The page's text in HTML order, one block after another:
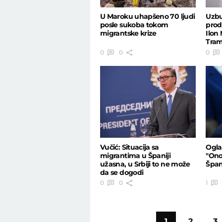
U Maroku uhapšeno 70 ljudi
posle sukoba tokom
migrantske krize
0 0
Ilon
0
Vučić: Situacija sa
migrantima u Španiji
užasna, u Srbiji to ne može
da se dogodi
0 0 1